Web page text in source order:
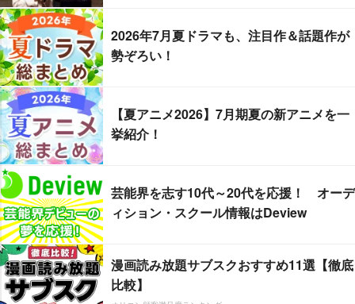
2026年7月夏ドラマも、注目作＆話題作が
勢ぞろい！
【夏アニメ2026】7月期夏の新アニメを一
挙紹介！
芸能界を志す10代～20代を応援！ オーデ
ィション・スクール情報はDeview
漫画読み放題サブスクおすすめ11選【徹底
比較】